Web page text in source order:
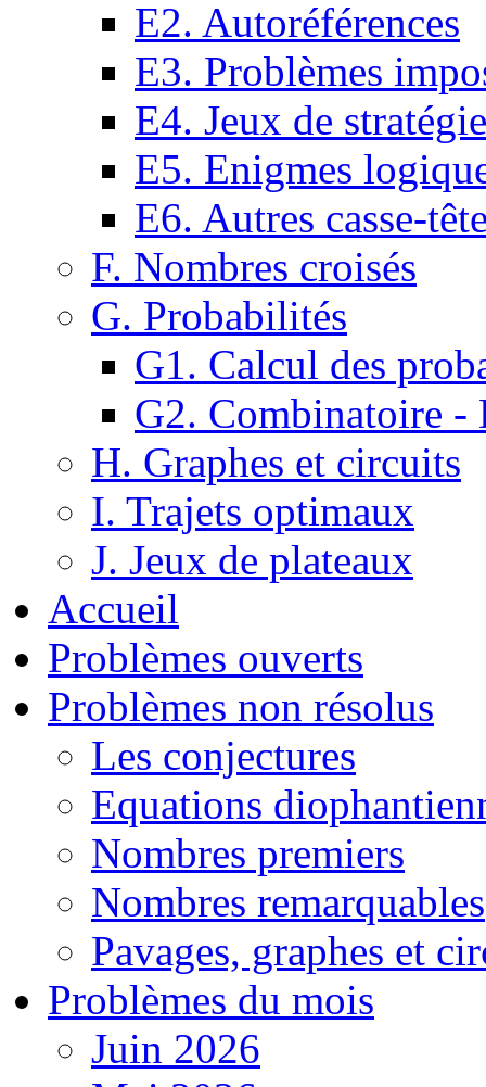
E2. Autoréférences
E3. Problèmes
E4. Jeux de stratégie
E5. Enigmes
E6. Autres casse-
F. Nombres croisés
G. Probabilités
G1. Calcul des
G2. Combinatoire -
H. Graphes et circuits
I. Trajets optimaux
J. Jeux de plateaux
Accueil
Problèmes ouverts
Problèmes non résolus
Les conjectures
Equations
Nombres premiers
Nombres remarquables
Pavages, graphes et
Problèmes du mois
Juin 2026